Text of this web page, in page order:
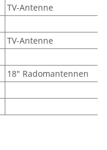
TV-Antenne
TV-Antenne
18" Radomantennen